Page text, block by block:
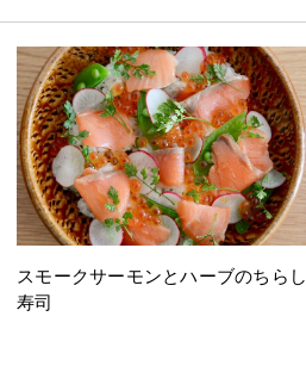
スモークサーモンとハーブのちらし
寿司